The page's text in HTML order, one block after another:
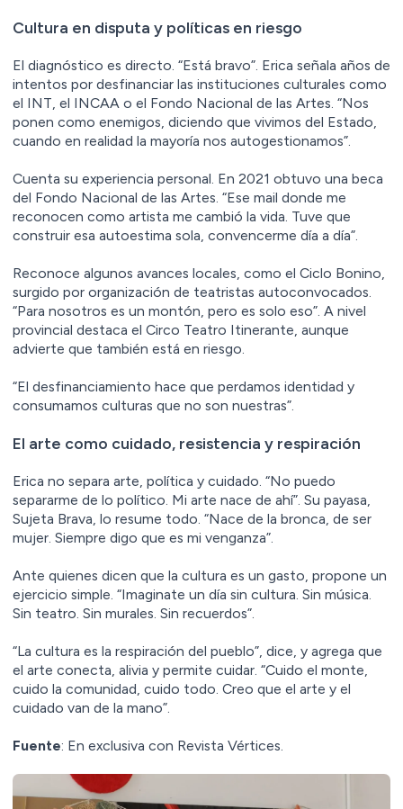
Cultura en disputa y políticas en riesgo
El diagnóstico es directo. “Está bravo”. Erica señala años de
intentos por desfinanciar las instituciones culturales como
el INT, el INCAA o el Fondo Nacional de las Artes. “Nos
ponen como enemigos, diciendo que vivimos del Estado,
cuando en realidad la mayoría nos autogestionamos”.
Cuenta su experiencia personal. En 2021 obtuvo una beca
del Fondo Nacional de las Artes. “Ese mail donde me
reconocen como artista me cambió la vida. Tuve que
construir esa autoestima sola, convencerme día a día”.
Reconoce algunos avances locales, como el Ciclo Bonino,
surgido por organización de teatristas autoconvocados.
“Para nosotros es un montón, pero es solo eso”. A nivel
provincial destaca el Circo Teatro Itinerante, aunque
advierte que también está en riesgo.
“El desfinanciamiento hace que perdamos identidad y
consumamos culturas que no son nuestras”.
El arte como cuidado, resistencia y respiración
Erica no separa arte, política y cuidado. “No puedo
separarme de lo político. Mi arte nace de ahí”. Su payasa,
Sujeta Brava, lo resume todo. “Nace de la bronca, de ser
mujer. Siempre digo que es mi venganza”.
Ante quienes dicen que la cultura es un gasto, propone un
ejercicio simple. “Imaginate un día sin cultura. Sin música.
Sin teatro. Sin murales. Sin recuerdos”.
“La cultura es la respiración del pueblo”, dice, y agrega que
el arte conecta, alivia y permite cuidar. “Cuido el monte,
cuido la comunidad, cuido todo. Creo que el arte y el
cuidado van de la mano”.
Fuente: En exclusiva con Revista Vértices.